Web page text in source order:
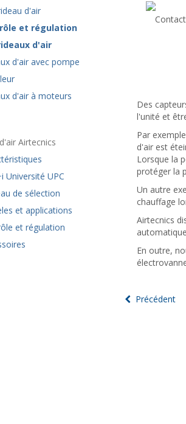
d'air
et régulation
d'air
d'air avec pompe
d'air à moteurs
Airtecnics
Université UPC
de sélection
et applications
et régulation
Des
l'unité et
Par
d'air est
Lorsque la
protéger la
Un autre
chauffage
Airtecnics
En outre,
Précédent